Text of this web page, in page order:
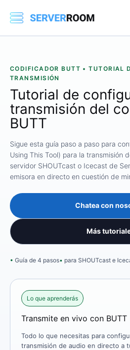
CODIFICADOR BUTT • TUTORIAL
TRANSMISIÓN
Tutorial de
transmisión del
BUTT
Sigue esta guía paso a paso para
Using This Tool) para la transmisión
servidor SHOUTcast o Icecast de
emisora ​​en directo en cuestión de
Chatea con
Más
Guía de 4 pasos para SHOUTcast e
Lo que aprenderás
Transmite en vivo con BUTT
Todo lo que necesitas para
transmisión de audio en directo a